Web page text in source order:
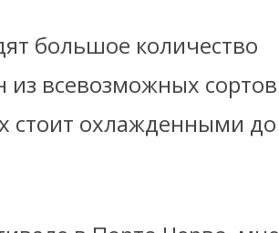
большое количество
всевозможных сортов
стоит охлажденными до